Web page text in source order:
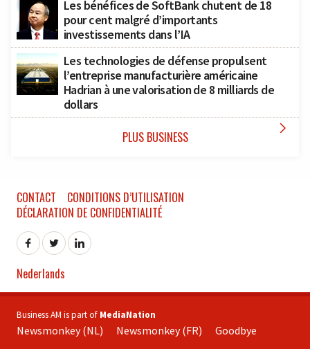
Les bénéfices de SoftBank chutent de 18
pour cent malgré d’importants
investissements dans l’IA
Les technologies de défense propulsent
l’entreprise manufacturière américaine
Hadrian à une valorisation de 8 milliards de
dollars
PLUS BUSINESS 
CONTACT
CONDITIONS D’UTILISATION
DÉCLARATION DE CONFIDENTIALITÉ
Nederlands
Business AM is part of MediaNation
Newsmonkey (NL) Newsmonkey (FR) Goodbye